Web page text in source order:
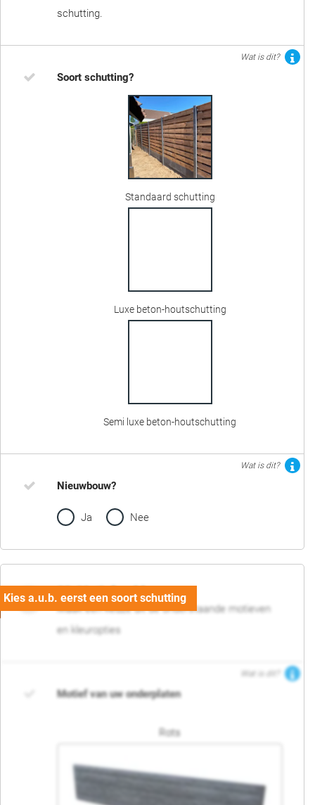
schutting.
Wat is dit?
Soort schutting?
Standaard schutting
Luxe beton-houtschutting
Semi luxe beton-houtschutting
Wat is dit?
Nieuwbouw?
Ja Nee
02. Motief en kleur
Maak een keuze uit de onderstaande motieven
en kleuropties
Wat is dit?
Motief van uw onderplaten
Rots